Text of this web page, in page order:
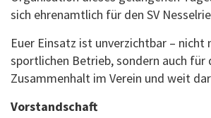
sich ehrenamtlich für den SV
Euer Einsatz ist unverzichtbar – nicht
sportlichen Betrieb, sondern auch für
Zusammenhalt im Verein und weit
Vorstandschaft